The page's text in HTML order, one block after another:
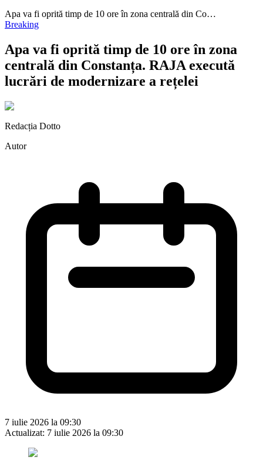
Apa va fi oprită timp de 10 ore în zona centrală din Co…
Breaking
Apa va fi oprită timp de 10 ore în zona
centrală din Constanța. RAJA execută
lucrări de modernizare a rețelei
Redacția Dotto
Autor
7 iulie 2026 la 09:30
Actualizat: 7 iulie 2026 la 09:30